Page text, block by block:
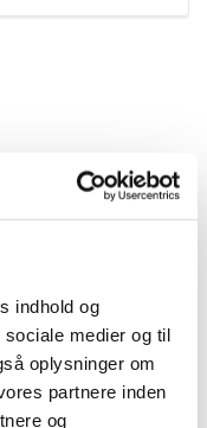
indhold og
medier og til
oplysninger om
partnere inden
og
Spar 13%